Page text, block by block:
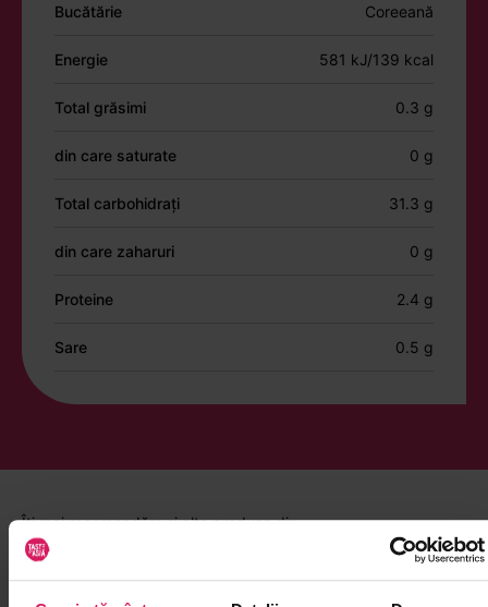
Bucătărie Coreeană
Energie 581 kJ/139 kcal
Total grăsimi 0.3 g
din care saturate 0 g
Total carbohidrați 31.3 g
din care zaharuri 0 g
Proteine 2.4 g
Sare 0.5 g
Îți mai recomandăm și alte produse din
Rice cake